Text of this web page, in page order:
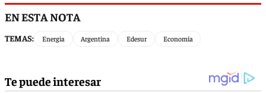
EN ESTA NOTA
TEMAS: Energia Argentina Edesur Economía